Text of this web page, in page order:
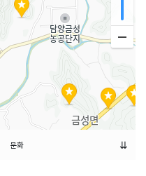
문화 ⇊